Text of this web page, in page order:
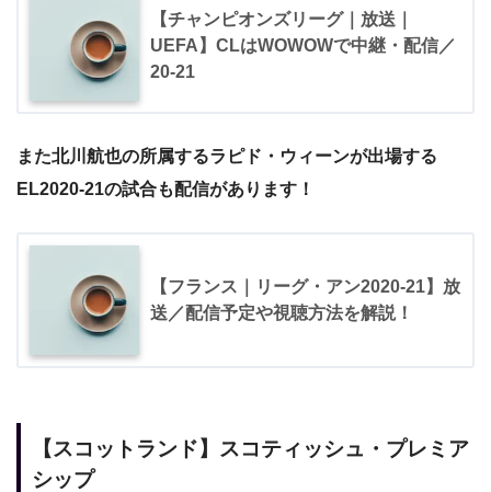
【チャンピオンズリーグ｜放送｜
UEFA】CLはWOWOWで中継・配信／
20-21
また北川航也の所属するラピド・ウィーンが出場する
EL2020-21の試合も配信があります！
【フランス｜リーグ・アン2020-21】放
送／配信予定や視聴方法を解説！
【スコットランド】スコティッシュ・プレミア
シップ